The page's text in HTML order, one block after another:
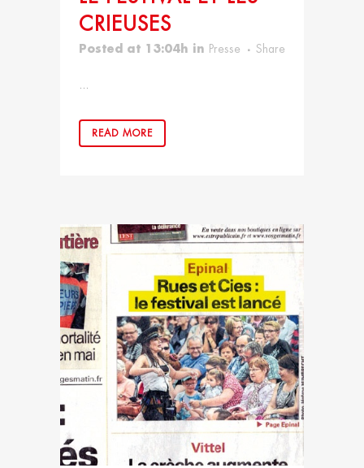
CRIEUSES
Posted at 13:04h in Presse Share
READ MORE